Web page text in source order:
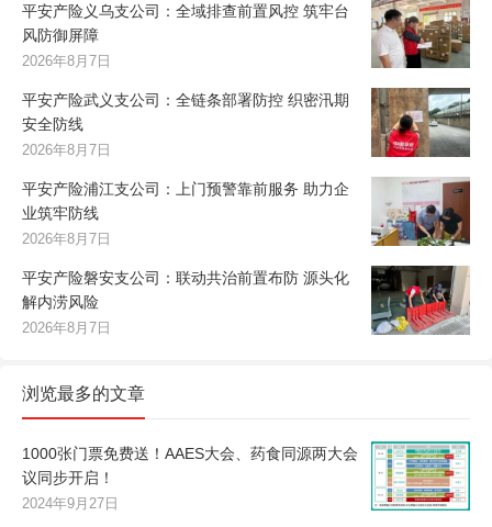
平安产险义乌支公司：全域排查前置风控 筑牢台
风防御屏障
2026年8月7日
平安产险武义支公司：全链条部署防控 织密汛期
安全防线
2026年8月7日
平安产险浦江支公司：上门预警靠前服务 助力企
业筑牢防线
2026年8月7日
平安产险磐安支公司：联动共治前置布防 源头化
解内涝风险
2026年8月7日
浏览最多的文章
1000张门票免费送！AAES大会、药食同源两大会
议同步开启！
2024年9月27日